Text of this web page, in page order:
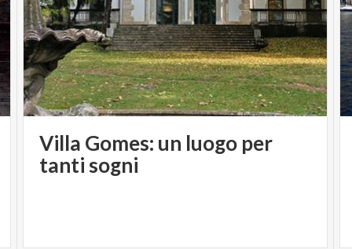
Villa Gomes: un luogo per
tanti sogni